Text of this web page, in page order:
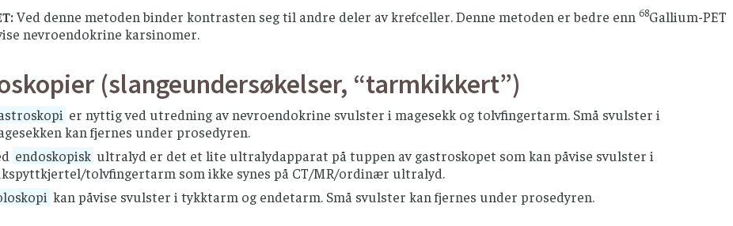
Ved denne metoden binder kontrasten seg til andre deler av krefceller. Denne metoden er bedre enn 68Gallium-PET
nevroendokrine karsinomer.
(slangeundersøkelser, “tarmkikkert”)
er nyttig ved utredning av nevroendokrine svulster i magesekk og tolvfingertarm. Små svulster i
kan fjernes under prosedyren.
endoskopisk ultralyd er det et lite ultralydapparat på tuppen av gastroskopet som kan påvise svulster i
tolvfingertarm som ikke synes på CT/MR/ordinær ultralyd.
kan påvise svulster i tykktarm og endetarm. Små svulster kan fjernes under prosedyren.